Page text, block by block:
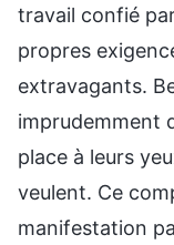
travail confié
propres
extravagants.
imprudemment
place à leurs
veulent. Ce
manifestation